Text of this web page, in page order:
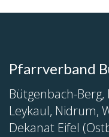
Pfarrverband
Bütgenbach-
Leykaul, Nidrum,
Dekanat Eifel